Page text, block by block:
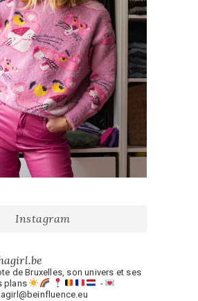
Instagram
de Bruxelles, son univers et ses
plans
-